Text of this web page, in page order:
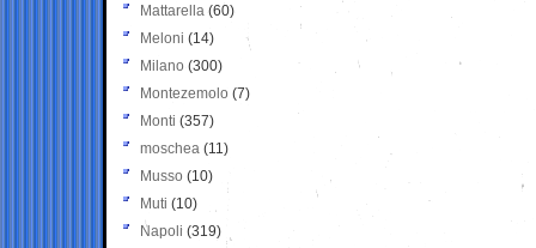
Mattarella (60)
Meloni (14)
Milano (300)
Montezemolo (7)
Monti (357)
moschea (11)
Musso (10)
Muti (10)
Napoli (319)